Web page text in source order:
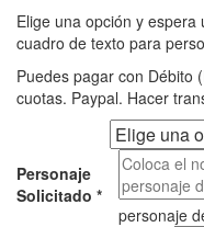
Elige una opción y
cuadro de texto para
Puedes pagar con Débito
cuotas. Paypal. Hacer
Personaje
Solicitado *
personaje